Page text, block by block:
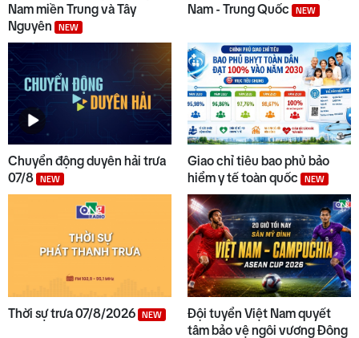
Nam miền Trung và Tây
Nguyên
NEW
Nam - Trung Quốc
NEW
Chuyển động duyên hải trưa
07/8
NEW
Giao chỉ tiêu bao phủ bảo
hiểm y tế toàn quốc
NEW
Thời sự trưa 07/8/2026 NEW
Đội tuyển Việt Nam quyết
tâm bảo vệ ngôi vương Đông